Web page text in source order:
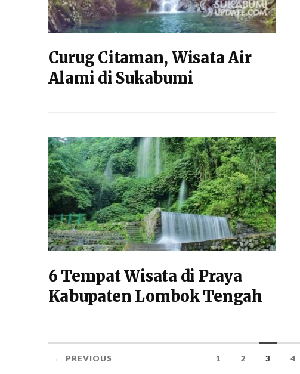
Curug Citaman, Wisata Air
Alami di Sukabumi
6 Tempat Wisata di Praya
Kabupaten Lombok Tengah
← PREVIOUS 1 2 3 4